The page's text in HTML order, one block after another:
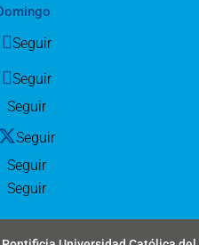
Seguir
Seguir
Seguir
Seguir
Seguir
Seguir